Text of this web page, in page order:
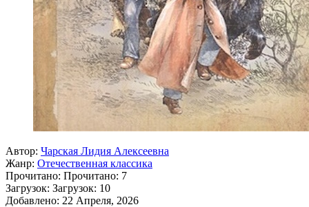
Автор: Чарская Лидия Алексеевна
Жанр: Отечественная классика
Прочитано: Прочитано: 7
Загрузок: Загрузок: 10
Добавлено: 22 Апреля, 2026